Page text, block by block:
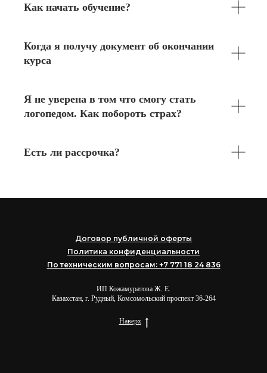
Как начать обучение?
Когда я получу документ об окончании
курса
Я не уверена в том что смогу стать
логопедом. Как побороть страх?
Есть ли рассрочка?
Договор публичной оферты
Политика конфиденциальности
По техническим вопросам: +7 771 18 24 836
ИП Кожамуратова Ж. Е.
Казахстан, г. Рудный, Комсомольский проспект 36-264
Наверх